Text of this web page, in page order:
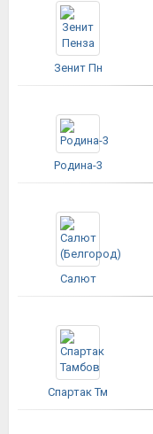
Зенит Пн
Родина-3
Салют
Спартак Тм